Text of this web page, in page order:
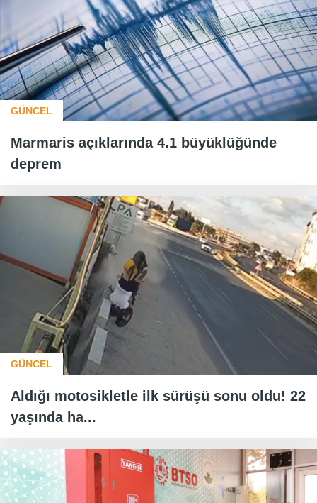
GÜNCEL
Marmaris açıklarında 4.1 büyüklüğünde
deprem
GÜNCEL
Aldığı motosikletle ilk sürüşü sonu oldu! 22
yaşında ha...